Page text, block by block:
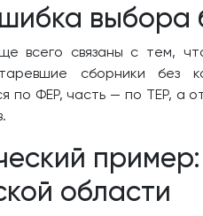
всего связаны с тем,
сборники без
по ФЕР, часть — по ТЕР, а
области